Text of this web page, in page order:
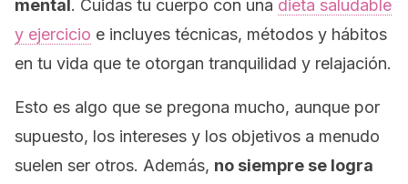
mental. Cuidas tu cuerpo con una dieta saludable
y ejercicio e incluyes técnicas, métodos y hábitos
en tu vida que te otorgan tranquilidad y relajación.
Esto es algo que se pregona mucho, aunque por
supuesto, los intereses y los objetivos a menudo
suelen ser otros. Además, no siempre se logra